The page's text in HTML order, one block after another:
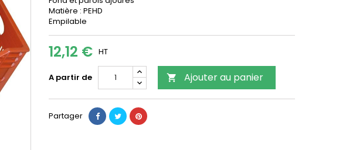
Matière : PEHD
Empilable
12,12 € HT
A partir de  Ajouter au panier
Partager